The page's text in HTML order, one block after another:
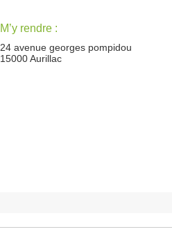
M’y rendre :
24 avenue georges pompidou
15000 Aurillac